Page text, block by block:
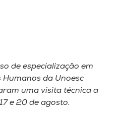
de especialização em
da Unoesc
uma visita técnica a
e 20 de agosto.